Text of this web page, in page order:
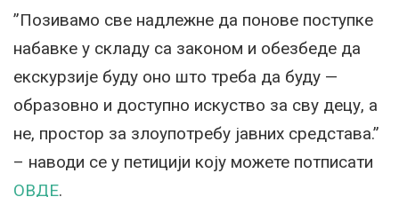
”Позивамо све надлежне да понове поступке
набавке у складу са законом и обезбеде да
екскурзије буду оно што треба да буду —
образовно и доступно искуство за сву децу, а
не, простор за злоупотребу јавних средстава.”
– наводи се у петицији коју можете потписати
ОВДЕ.